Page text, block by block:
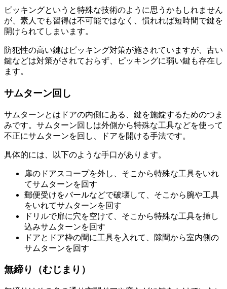
ピッキングというと特殊な技術のように思うかもしれません
が、素人でも習得は不可能ではなく、慣れれば短時間で鍵を
開けられてしまいます。
防犯性の高い鍵はピッキング対策が施されていますが、古い
鍵などは対策がされておらず、ピッキングに弱い鍵も存在し
ます。
サムターン回し
サムターンとはドアの内側にある、鍵を施錠するためのつま
みです。サムターン回しは外側から特殊な工具などを使って
不正にサムターンを回し、ドアを開ける手法です。
具体的には、以下のような手口があります。
扉のドアスコープを外し、そこから特殊な工具をいれ
てサムターンを回す
郵便受けをバールなどで破壊して、そこから腕や工具
をいれてサムターンを回す
ドリルで扉に穴を空けて、そこから特殊な工具を挿し
込みサムターンを回す
ドアとドア枠の間に工具を入れて、隙間から室内側の
サムターンを回す
無締り（むじまり）